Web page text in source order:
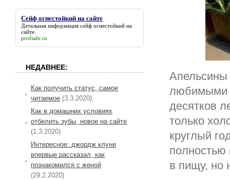
любимыми
десятков
только
круглый
полностью
в пищу, но
Сейф огнестойкий на сайте
Детальная информациясейф огнестойкий на
сайте
profsafe.ru
НЕДАВНЕЕ:
Как получить статус, самое
читаемое (3.3.2020)
Как в домашних условиях
отбелить зубы, новое на сайте
(1.3.2020)
Интересное: джордж клуни
впервые рассказал, как
познакомился с женой
(29.2.2020)